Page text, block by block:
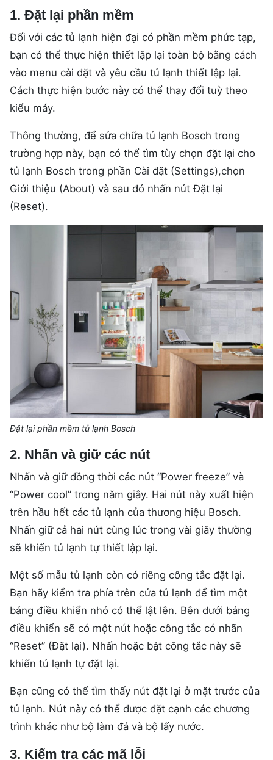
1. Đặt lại phần mềm
Đối với các tủ lạnh hiện đại có phần mềm phức tạp,
bạn có thể thực hiện thiết lập lại toàn bộ bằng cách
vào menu cài đặt và yêu cầu tủ lạnh thiết lập lại.
Cách thực hiện bước này có thể thay đổi tuỳ theo
kiểu máy.
Thông thường, để sửa chữa tủ lạnh Bosch trong
trường hợp này, bạn có thể tìm tùy chọn đặt lại cho
tủ lạnh Bosch trong phần Cài đặt (Settings),chọn
Giới thiệu (About) và sau đó nhấn nút Đặt lại
(Reset).
Đặt lại phần mềm tủ lạnh Bosch
2. Nhấn và giữ các nút
Nhấn và giữ đồng thời các nút “Power freeze” và
“Power cool” trong năm giây. Hai nút này xuất hiện
trên hầu hết các tủ lạnh của thương hiệu Bosch.
Nhấn giữ cả hai nút cùng lúc trong vài giây thường
sẽ khiến tủ lạnh tự thiết lập lại.
Một số mẫu tủ lạnh còn có riêng công tắc đặt lại.
Bạn hãy kiểm tra phía trên cửa tủ lạnh để tìm một
bảng điều khiển nhỏ có thể lật lên. Bên dưới bảng
điều khiển sẽ có một nút hoặc công tắc có nhãn
“Reset” (Đặt lại). Nhấn hoặc bật công tắc này sẽ
khiến tủ lạnh tự đặt lại.
Bạn cũng có thể tìm thấy nút đặt lại ở mặt trước của
tủ lạnh. Nút này có thể được đặt cạnh các chương
trình khác như bộ làm đá và bộ lấy nước.
3. Kiểm tra các mã lỗi